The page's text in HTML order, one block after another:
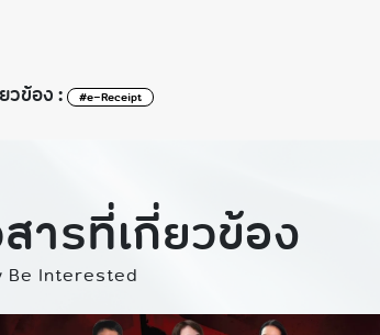
วข้อง : #e-Receipt
ารที่เกี่ยวข้อง
Be Interested